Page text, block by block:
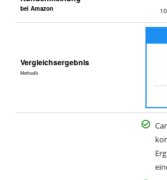
bei Amazon
Vergleichsergebnis
Methodik